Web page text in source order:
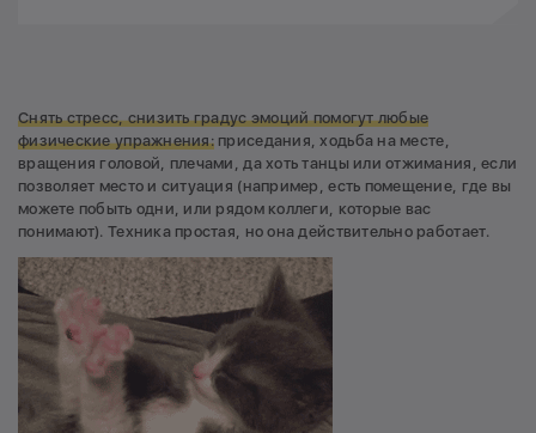
Снять стресс, снизить градус эмоций помогут любые
физические упражнения:приседания, ходьба на месте,
вращения головой, плечами, да хоть танцы или отжимания, если
позволяет место и ситуация (например, есть помещение, где вы
можете побыть одни, или рядом коллеги, которые вас
понимают). Техника простая, но она действительно работает.